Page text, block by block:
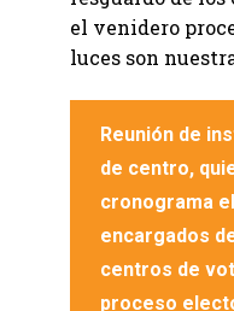
el venidero
luces son
Reunión de
de centro,
cronograma
encargados
centros de
proceso